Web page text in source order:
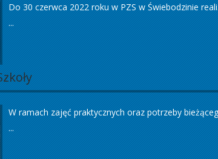
Do 30 czerwca 2022 roku w PZS w Świebodzinie
...
W ramach zajęć praktycznych oraz potrzeby
...